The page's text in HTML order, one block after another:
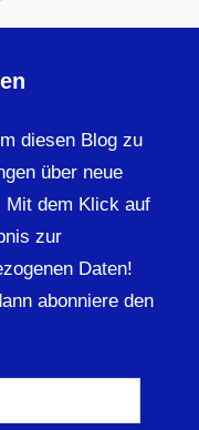
diesen Blog zu
über neue
Mit dem Klick auf
zur
Daten!
abonniere den